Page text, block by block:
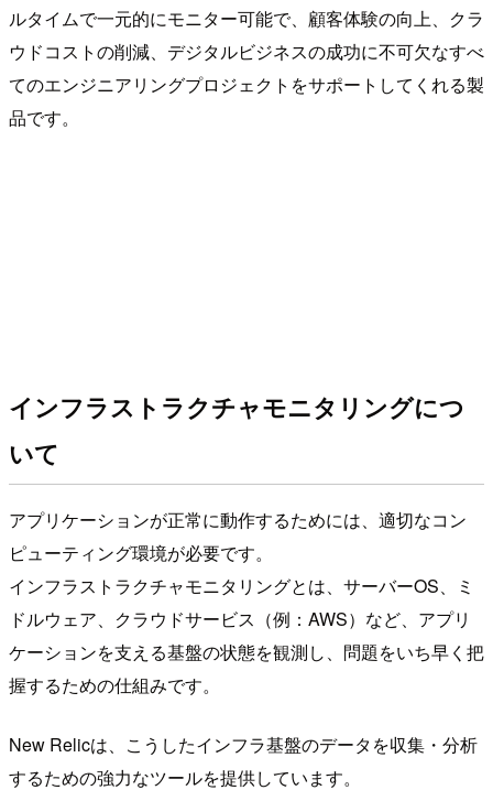
ルタイムで⼀元的にモニター可能で、顧客体験の向上、クラ
ウドコストの削減、デジタルビジネスの成功に不可欠なすべ
てのエンジニアリングプロジェクトをサポートしてくれる製
品です。
インフラストラクチャモニタリングにつ
いて
アプリケーションが正常に動作するためには、適切なコン
ピューティング環境が必要です。
インフラストラクチャモニタリングとは、サーバーOS、ミ
ドルウェア、クラウドサービス（例：AWS）など、アプリ
ケーションを支える基盤の状態を観測し、問題をいち早く把
握するための仕組みです。
New Relicは、こうしたインフラ基盤のデータを収集・分析
するための強力なツールを提供しています。